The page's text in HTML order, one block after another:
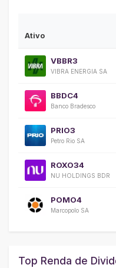
Ativo
VBBR3
VIBRA ENERGIA SA
BBDC4
Banco Bradesco
PRIO3
Petro Rio SA
ROXO34
NU HOLDINGS BDR
POMO4
Marcopolo SA
Top Renda de